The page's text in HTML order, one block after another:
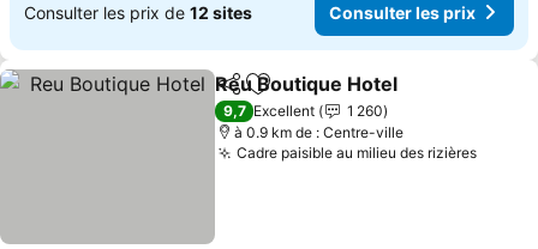
Consulter les prix de 12 sites Consulter les prix
PartagerAjouter à mes favoris
Reu Boutique Hotel
9,7 Excellent
1 260
à 0.9 km de : Centre-ville
Cadre paisible au milieu des rizières